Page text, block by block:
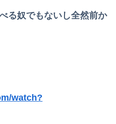
る奴でもないし全然前か
watch?